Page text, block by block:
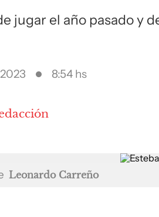
jugar el año pasado y
8:54 hs
Leonardo Carreño